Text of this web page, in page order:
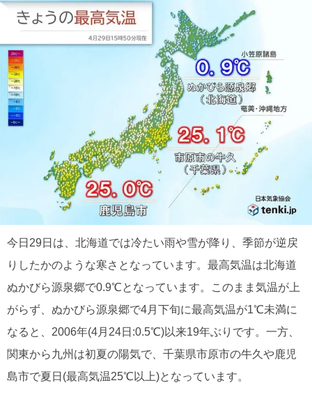
今日29日は、北海道では冷たい雨や雪が降り、季節が逆戻
りしたかのような寒さとなっています。最高気温は北海道
ぬかびら源泉郷で0.9℃となっています。このまま気温が上
がらず、ぬかびら源泉郷で4月下旬に最高気温が1℃未満に
なると、2006年(4月24日:0.5℃)以来19年ぶりです。一方、
関東から九州は初夏の陽気で、千葉県市原市の牛久や鹿児
島市で夏日(最高気温25℃以上)となっています。